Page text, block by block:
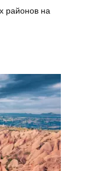
районов на